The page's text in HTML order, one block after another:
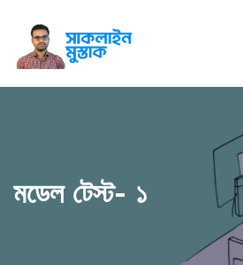
মডেল টেস্ট- ১